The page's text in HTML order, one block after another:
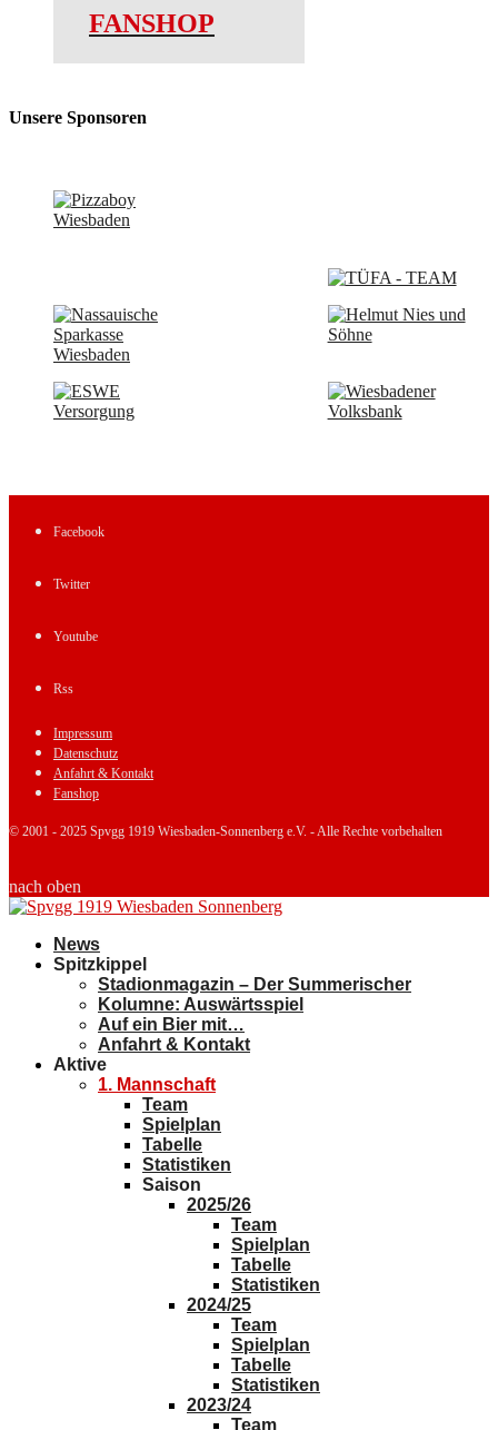
FANSHOP
Unsere Sponsoren
Facebook
Twitter
Youtube
Rss
Impressum
Datenschutz
Anfahrt & Kontakt
Fanshop
© 2001 - 2025 Spvgg 1919 Wiesbaden-Sonnenberg e.V. - Alle Rechte vorbehalten
nach oben
News
Spitzkippel
Stadionmagazin – Der Summerischer
Kolumne: Auswärtsspiel
Auf ein Bier mit…
Anfahrt & Kontakt
Aktive
1. Mannschaft
Team
Spielplan
Tabelle
Statistiken
Saison
2025/26
Team
Spielplan
Tabelle
Statistiken
2024/25
Team
Spielplan
Tabelle
Statistiken
2023/24
Team